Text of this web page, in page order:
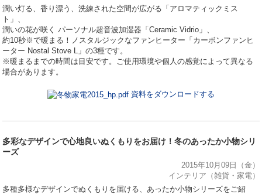
潤い灯る、香り漂う、洗練された空間が広がる「アロマティックミス
ト」、
潤いの花が咲く パーソナル超音波加湿器「Ceramic Vidrio」、
約10秒※で暖まる！ノスタルジックなファンヒーター「カーボンファンヒ
ーター Nostal Stove L」の3種です。
※暖まるまでの時間は目安です。ご使用環境や個人の感覚によって異なる
場合があります。
資料をダウンロードする
多彩なデザインで心地良いぬくもりをお届け！冬のあったか小物シリ
ーズ
2015年10月09日（金）
インテリア（雑貨・家電）
多種多様なデザインでぬくもりを届ける、あったか小物シリーズをご紹